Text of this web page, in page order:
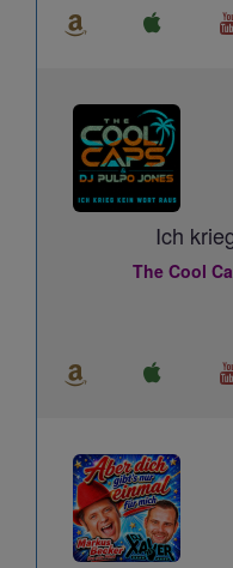
Ich
The Cool